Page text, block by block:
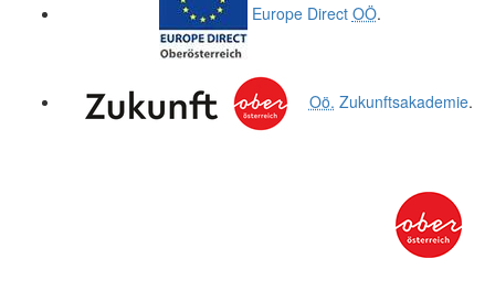
Europe Direct OÖ.
Oö. Zukunftsakademie.